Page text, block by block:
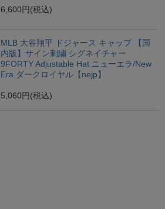
6,600円 (税込)
MLB 大谷翔平 ドジャース キャップ 【国
内版】サイン刺繍 シグネイチャー
9FORTY Adjustable Hat ニューエラ/New
Era ダークロイヤル【nejp】
5,060円 (税込)